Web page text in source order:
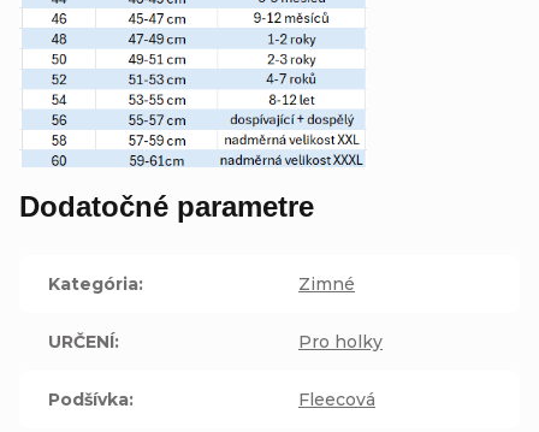
Dodatočné parametre
Kategória: Zimné
URČENÍ: Pro holky
Podšívka: Fleecová